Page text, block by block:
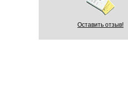
Оставить отзыв!